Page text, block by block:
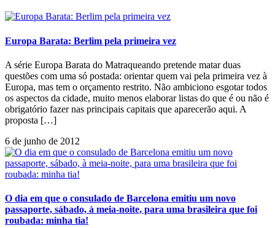
Europa Barata: Berlim pela primeira vez
A série Europa Barata do Matraqueando pretende matar duas
questões com uma só postada: orientar quem vai pela primeira vez à
Europa, mas tem o orçamento restrito. Não ambiciono esgotar todos
os aspectos da cidade, muito menos elaborar listas do que é ou não é
obrigatório fazer nas principais capitais que aparecerão aqui. A
proposta […]
6 de junho de 2012
O dia em que o consulado de Barcelona emitiu um novo
passaporte, sábado, à meia-noite, para uma brasileira que foi
roubada: minha tia!